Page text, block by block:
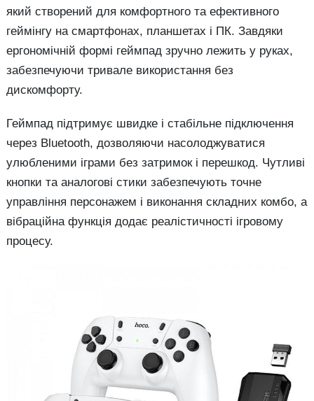
який створений для комфортного та ефективного
геймінгу на смартфонах, планшетах і ПК. Завдяки
ергономічній формі геймпад зручно лежить у руках,
забезпечуючи тривале використання без
дискомфорту.
Геймпад підтримує швидке і стабільне підключення
через Bluetooth, дозволяючи насолоджуватися
улюбленими іграми без затримок і перешкод. Чутливі
кнопки та аналогові стики забезпечують точне
управління персонажем і виконання складних комбо, а
вібраційна функція додає реалістичності ігровому
процесу.